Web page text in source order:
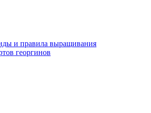
и правила выращивания
георгинов